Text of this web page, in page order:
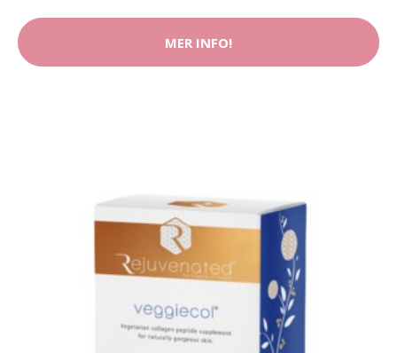
MER INFO!